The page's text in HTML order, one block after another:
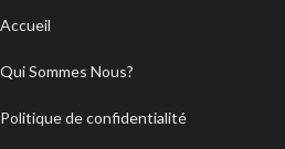
Accueil
Qui Sommes Nous?
Politique de confidentialité